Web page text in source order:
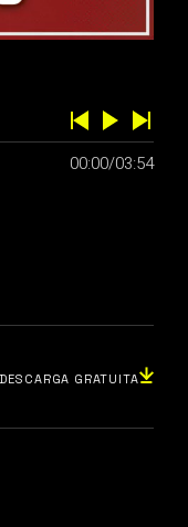
00:00/03:54
DESCARGA GRATUITA